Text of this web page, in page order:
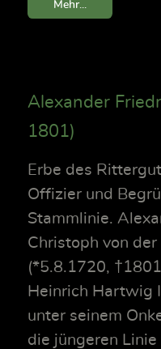
Mehr...
Alexander
1801)
Erbe des
Offizier und
Stammlinie.
Christoph von der
(*5.8.1720,
Heinrich Hartwig
unter seinem
die jüngeren